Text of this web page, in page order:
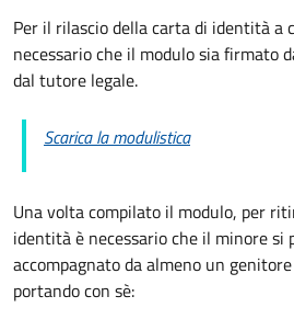
Per il rilascio della carta di identità
necessario che il modulo sia firmato
dal tutore legale.
Scarica la modulistica
Una volta compilato il modulo, per
identità è necessario che il minore si
accompagnato da almeno un
portando con sè: